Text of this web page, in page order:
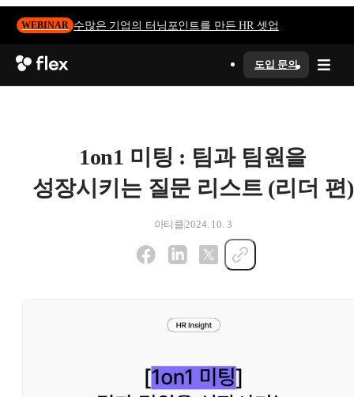
WEBINAR 수많은 기업의 터닝포인트를 만든 HR 셋업
도입 문의
1on1 미팅 : 팀과 팀원을
성장시키는 질문 리스트 (리더 편)
아티클 2024. 10. 3